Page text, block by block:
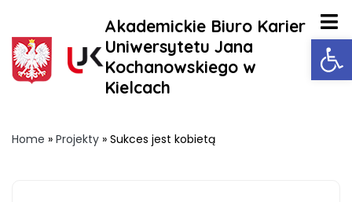
Akademickie Biuro Karier
Uniwersytetu Jana
Kochanowskiego w
Kielcach
Home » Projekty » Sukces jest kobietą